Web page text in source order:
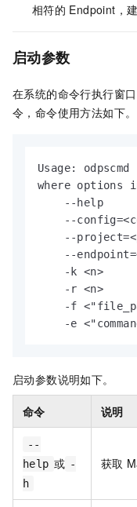
相符的 Endpoint，
启动参数
在系统的命令行执行窗
令，命令使用方法如下。
Usage:
where options
--help
--
--
--
-k <n>
-r <n>
-f
-e
启动参数说明如下。
命令 说明
--
help 或 -
h
获取